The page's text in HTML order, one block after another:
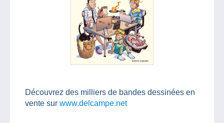
Découvrez des milliers de bandes dessinées en
vente sur www.delcampe.net